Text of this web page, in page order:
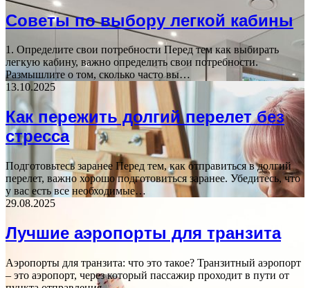
Советы по выбору легкой кабины
1. Определите свои потребности Перед тем как выбирать
легкую кабину, важно определить свои потребности.
Размышлите о том, сколько часто вы…
13.10.2025
Как пережить долгий перелет без
стресса
Подготовьтесь заранее Перед тем, как отправиться в долгий
перелет, важно хорошо подготовиться заранее. Убедитесь, что
у вас есть все необходимые…
29.08.2025
Лучшие аэропорты для транзита
Аэропорты для транзита: что это такое? Транзитный аэропорт
– это аэропорт, через который пассажир проходит в пути от